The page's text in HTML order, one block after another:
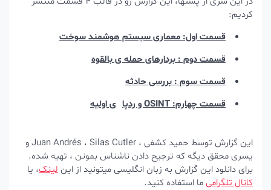
کردیم:
قسمت اول: معماری سیستم هوشمند سوخت
قسمت دوم : بردارهای حمله ی بالقوه
قسمت سوم : بررسی حادثه
قسمت چهارم: OSINT و ردپا
ی اولیه
این گزارش توسط حمید کشفی ، Juan Andrés ، Silas Cutler و
یسری محقق دیگه که ترجیح دادن ناشناس بمونن ، تهیه شده.
برای دانلود این گزارش به زبان انگلیسی میتونید از این لینک، یا
کانال تلگرامیما استفاده کنید.